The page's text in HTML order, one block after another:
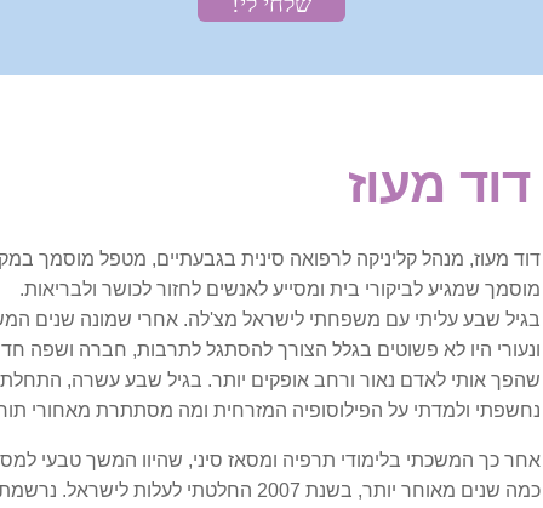
בלט דיסק
כאבי גב בהריון
כאבי כתפיים ושכמות
כאבי צוואר ועורף
כאבים בשורש כף היד
עצב הסיאטיקה
דוד מעוז
דוד מעוז, מנהל קליניקה לרפואה סינית בגבעתיים, מטפל מוסמך
מוסמך שמגיע לביקורי בית ומסייע לאנשים לחזור לכושר ולבריאות.
בגיל שבע עליתי עם משפחתי לישראל מצ'לה. אחרי שמונה שנים
ונעורי היו לא פשוטים בגלל הצורך להסתגל לתרבות, חברה ושפה
שהפך אותי לאדם נאור ורחב אופקים יותר. בגיל שבע עשרה,
נחשפתי ולמדתי על הפילוסופיה המזרחית ומה מסתתרת מאחורי
אחר כך המשכתי בלימודי תרפיה ומסאז סיני, שהיוו המשך טבעי
כמה שנים מאוחר יותר, בשנת 2007 החלטתי